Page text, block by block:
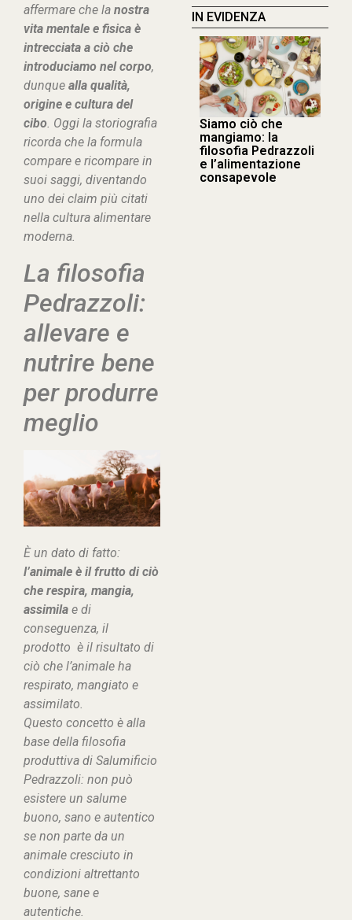
affermare che la nostra
vita mentale e fisica è
intrecciata a ciò che
introduciamo nel corpo,
dunque alla qualità,
origine e cultura del
cibo. Oggi la storiografia
ricorda che la formula
compare e ricompare in
suoi saggi, diventando
uno dei claim più citati
nella cultura alimentare
moderna.
La filosofia
Pedrazzoli:
allevare e
nutrire bene
per produrre
meglio
È un dato di fatto:
l’animale è il frutto di ciò
che respira, mangia,
assimila e di
conseguenza, il
prodotto è il risultato di
ciò che l’animale ha
respirato, mangiato e
assimilato.
Questo concetto è alla
base della filosofia
produttiva di Salumificio
Pedrazzoli: non può
esistere un salume
buono, sano e autentico
se non parte da un
animale cresciuto in
condizioni altrettanto
buone, sane e
autentiche.
IN EVIDENZA
Siamo ciò che
mangiamo: la
filosofia Pedrazzoli
e l’alimentazione
consapevole